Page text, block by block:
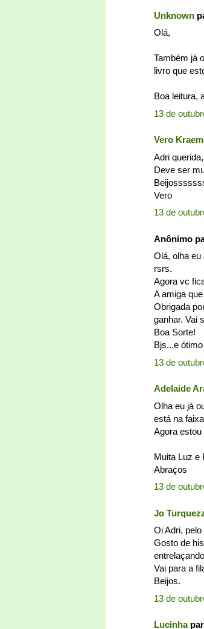
Unknown
Olá,
Também já
livro que
Boa leitura,
13 de
Vero
Adri
Deve ser
Vero
13 de
Anônimo
Olá, olha eu
rsrs.
Agora vc
A amiga
Obrigada
ganhar. Vai
Boa Sorte!
Bjs...e
13 de
Adelaide
Olha eu já
está na
Agora
Muita Luz e
Abraços
13 de
Jo
Oi Adri,
Gosto de
Vai para a
Beijos.
13 de
Lucinha